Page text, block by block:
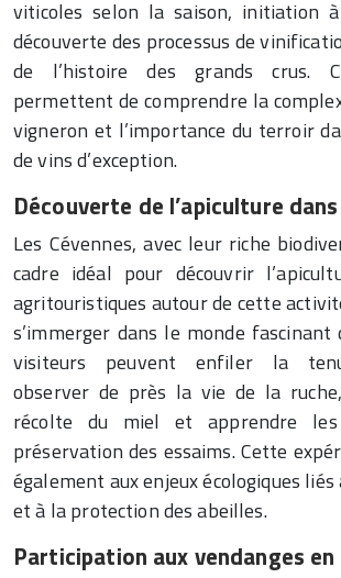
viticoles selon la saison, initiation
découverte des processus de
de l’histoire des grands crus.
permettent de comprendre la
vigneron et l’importance du terroir
de vins d’exception.
Découverte de l’apiculture
Les Cévennes, avec leur riche
cadre idéal pour découvrir
agritouristiques autour de cette
s’immerger dans le monde fascinant
visiteurs peuvent enfiler la
observer de près la vie de la
récolte du miel et apprendre les
préservation des essaims. Cette
également aux enjeux écologiques
et à la protection des abeilles.
Participation aux vendanges en